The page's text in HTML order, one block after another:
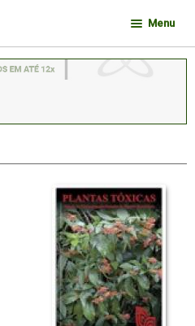
Menu
Minha conta
Sobre a Biotec
Links
Deseja encontrar um livro?